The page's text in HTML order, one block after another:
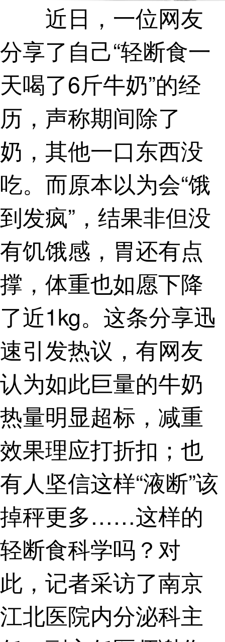
近日，一位网友
分享了自己“轻断食一
天喝了6斤牛奶”的经
历，声称期间除了
奶，其他一口东西没
吃。而原本以为会“饿
到发疯”，结果非但没
有饥饿感，胃还有点
撑，体重也如愿下降
了近1kg。这条分享迅
速引发热议，有网友
认为如此巨量的牛奶
热量明显超标，减重
效果理应打折扣；也
有人坚信这样“液断”该
掉秤更多……这样的
轻断食科学吗？对
此，记者采访了南京
江北医院内分泌科主